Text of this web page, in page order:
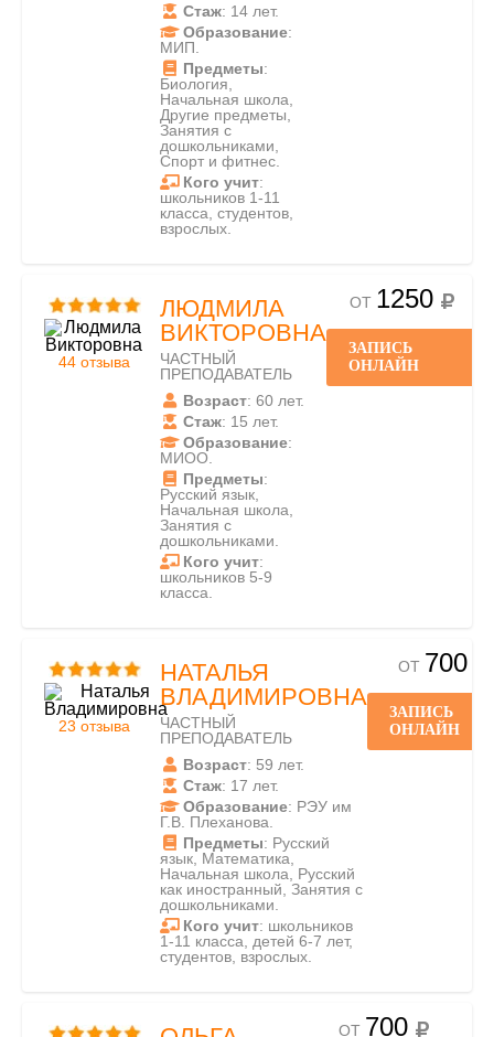
Стаж: 14 лет.
Образование:
МИП.
Предметы:
Биология,
Начальная школа,
Другие предметы,
Занятия с
дошкольниками,
Спорт и фитнес.
Кого учит:
школьников 1-11
класса, студентов,
взрослых.
44 отзыва
ЛЮДМИЛА
ВИКТОРОВНА
ЧАСТНЫЙ
ПРЕПОДАВАТЕЛЬ
Возраст: 60 лет.
Стаж: 15 лет.
Образование:
МИОО.
Предметы:
Русский язык,
Начальная школа,
Занятия с
дошкольниками.
Кого учит:
школьников 5-9
класса.
ОТ 1250
ЗАПИСЬ
ОНЛАЙН
23 отзыва
НАТАЛЬЯ
ВЛАДИМИРОВНА
ЧАСТНЫЙ
ПРЕПОДАВАТЕЛЬ
Возраст: 59 лет.
Стаж: 17 лет.
Образование: РЭУ им
Г.В. Плеханова.
Предметы: Русский
язык, Математика,
Начальная школа, Русский
как иностранный, Занятия с
дошкольниками.
Кого учит: школьников
1-11 класса, детей 6-7 лет,
студентов, взрослых.
ОТ 700
ЗАПИСЬ
ОНЛАЙН
ОТ 700